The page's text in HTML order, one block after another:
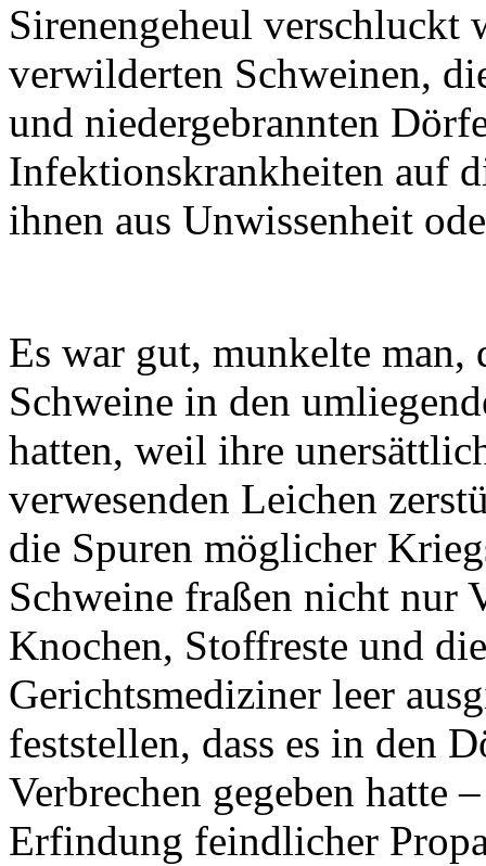
Sirenengeheul verschluckt
verwilderten Schweinen,
und niedergebrannten
Infektionskrankheiten auf
ihnen aus Unwissenheit
Es war gut, munkelte man,
Schweine in den
hatten, weil ihre
verwesenden Leichen
die Spuren möglicher
Schweine fraßen nicht nur
Knochen, Stoffreste und
Gerichtsmediziner leer
feststellen, dass es in den
Verbrechen gegeben hatte
Erfindung feindlicher